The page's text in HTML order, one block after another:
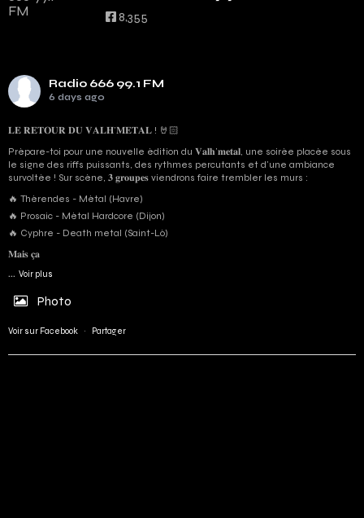
8,355
Radio 666 99.1 FM
6 days ago
𝐋𝐄 𝐑𝐄𝐓𝐎𝐔𝐑 𝐃𝐔 𝐕𝐀𝐋𝐇’𝐌𝐄𝐓𝐀𝐋 ! 🤘🏻
Prépare-toi pour une nouvelle édition du 𝐕𝐚𝐥𝐡’𝐦𝐞𝐭𝐚𝐥, une soirée placée sous
le signe des riffs puissants, des rythmes percutants et d'une ambiance
survoltée ! Sur scène, 𝟑 𝐠𝐫𝐨𝐮𝐩𝐞𝐬 viendrons faire trembler les murs :
🔥 Thérendes - Métal (Havre)
🔥 Prosaic - Métal Hardcore (Dijon)
🔥 Cyphre - Death metal (Saint-Lô)
𝐌𝐚𝐢𝐬 𝐜̧𝐚
... Voir plus
Photo
Voir sur Facebook · Partager